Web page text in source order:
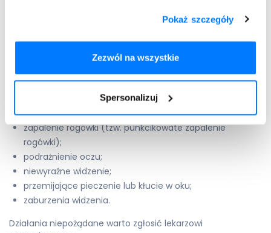
Pokaż szczegóły
Zezwól na wszystkie
Spersonalizuj
Jak każdy inny lek, tak i Virgan może powodować działania
niepożądane. Nie występują one u każdego pacjenta i
zależy do od indywidualnych predyspozycji organizmu. Do
skutków ubocznych związanych ze stosowaniem tego leku
zaczerwienienie spojówki (przekrwienie spojówki);
zapalenie rogówki (tzw. punkcikowate zapalenie
rogówki);
podrażnienie oczu;
niewyraźne widzenie;
przemijające pieczenie lub kłucie w oku;
zaburzenia widzenia.
Działania niepożądane warto zgłosić lekarzowi